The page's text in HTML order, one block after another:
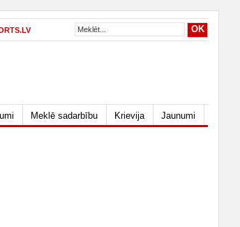
Meklē sadarbību Krievija Jaunumi